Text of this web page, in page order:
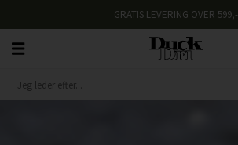
GRATIS LEVERING OVER 599,-